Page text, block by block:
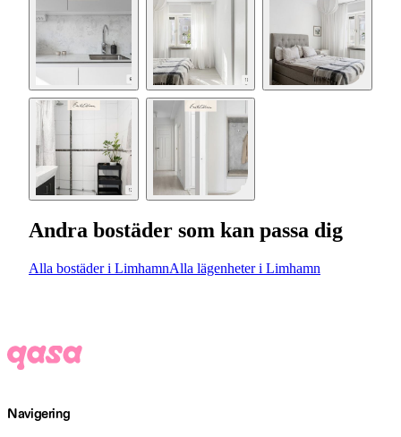
Andra bostäder som kan passa dig
Alla bostäder i LimhamnAlla lägenheter i Limhamn
Navigering